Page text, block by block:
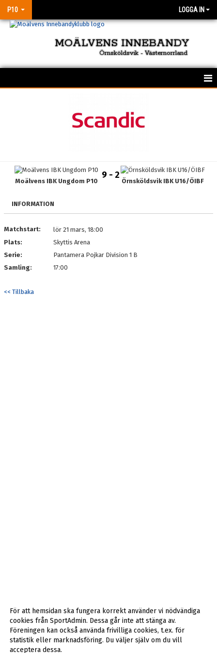
P10 LOGGA IN
MOÄLVENS INNEBANDY
Örnsköldsvik - Västernorrland
TRUPPEN
BILDGALLERI
KONTAKT
SPONSORHUSET P10
Moälvens IBK Ungdom P10
9 - 2
Örnsköldsvik IBK U16/ÖIBF
INFORMATION
Matchstart:
lör 21 mars, 18:00
Plats:
Skyttis Arena
Serie:
Pantamera Pojkar Division 1 B
Samling:
17:00
<< Tillbaka
För att hemsidan ska fungera korrekt använder vi nödvändiga
cookies från SportAdmin. Dessa går inte att stänga av.
Föreningen kan också använda frivilliga cookies, t.ex. för
statistik eller marknadsföring. Du väljer själv om du vill
acceptera dessa.